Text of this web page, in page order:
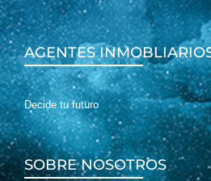
AGENTES
Decide tu futuro
SOBRE NOSOTROS